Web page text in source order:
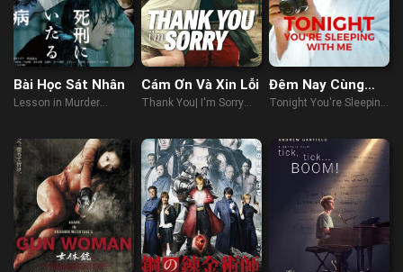
Bài Học Sát Nhân
Lesson in Murder
Cám Ơn Và Xin Lỗi
Thank You| I'm Sorry
Đêm Nay Cùng
Say Giấc Nồng
Tonight You're Sleeping